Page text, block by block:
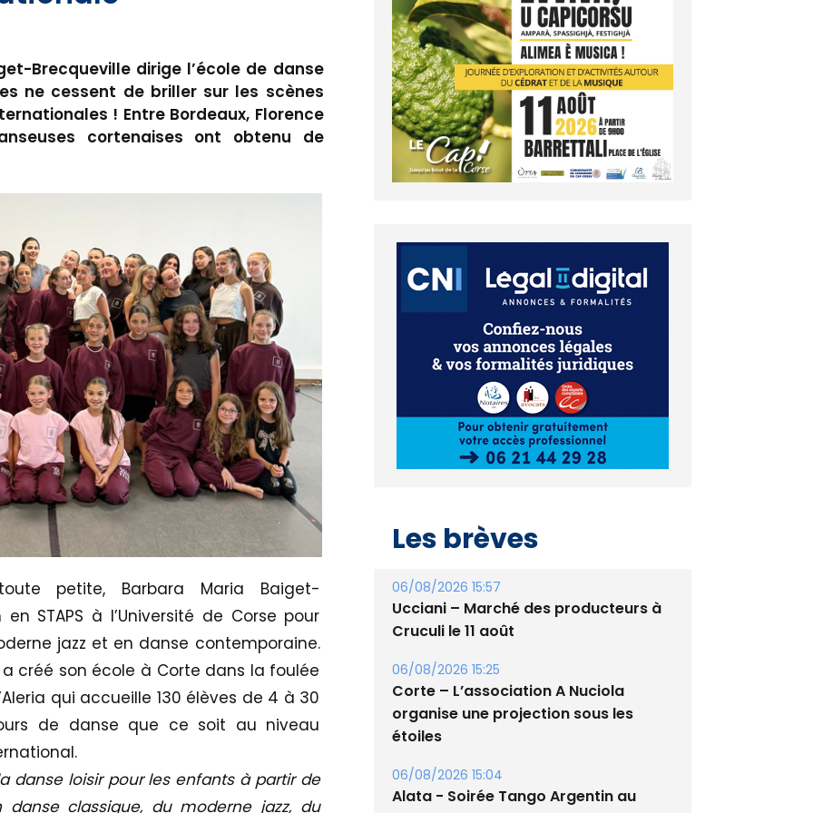
Brecqueville dirige l’école de danse
ne cessent de briller sur les scènes
! Entre Bordeaux, Florence
cortenaises ont obtenu de
petite, Barbara Maria Baiget-
STAPS à l’Université de Corse pour
jazz et en danse contemporaine.
créé son école à Corte dans la foulée
qui accueille 130 élèves de 4 à 30
de danse que ce soit au niveau
danse loisir pour les enfants à partir de
classique, du moderne jazz, du
06/08/2026 15:57
Cruculi le 11 août
06/08/2026 15:25
organise une projection sous les
étoiles
06/08/2026 15:04
stade de San Benedetto